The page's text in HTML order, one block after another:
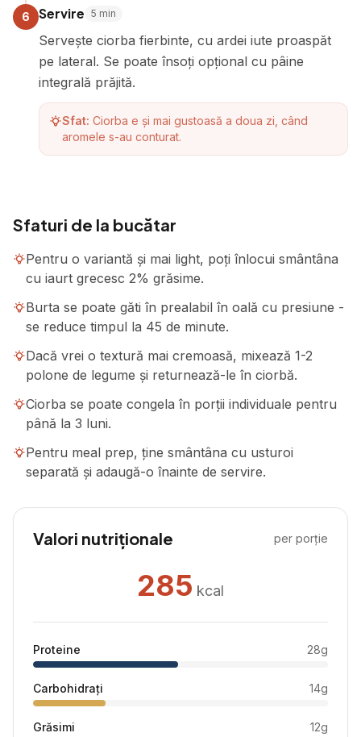
6 Servire 5 min
Servește ciorba fierbinte, cu ardei iute proaspăt
pe lateral. Se poate însoți opțional cu pâine
integrală prăjită.
Sfat: Ciorba e și mai gustoasă a doua zi, când
aromele s-au conturat.
Sfaturi de la bucătar
Pentru o variantă și mai light, poți înlocui smântâna
cu iaurt grecesc 2% grăsime.
Burta se poate găti în prealabil în oală cu presiune -
se reduce timpul la 45 de minute.
Dacă vrei o textură mai cremoasă, mixează 1-2
polone de legume și returnează-le în ciorbă.
Ciorba se poate congela în porții individuale pentru
până la 3 luni.
Pentru meal prep, ține smântâna cu usturoi
separată și adaugă-o înainte de servire.
Valori nutriționale per porție
285 kcal
Proteine 28g
Carbohidrați 14g
Grăsimi 12g